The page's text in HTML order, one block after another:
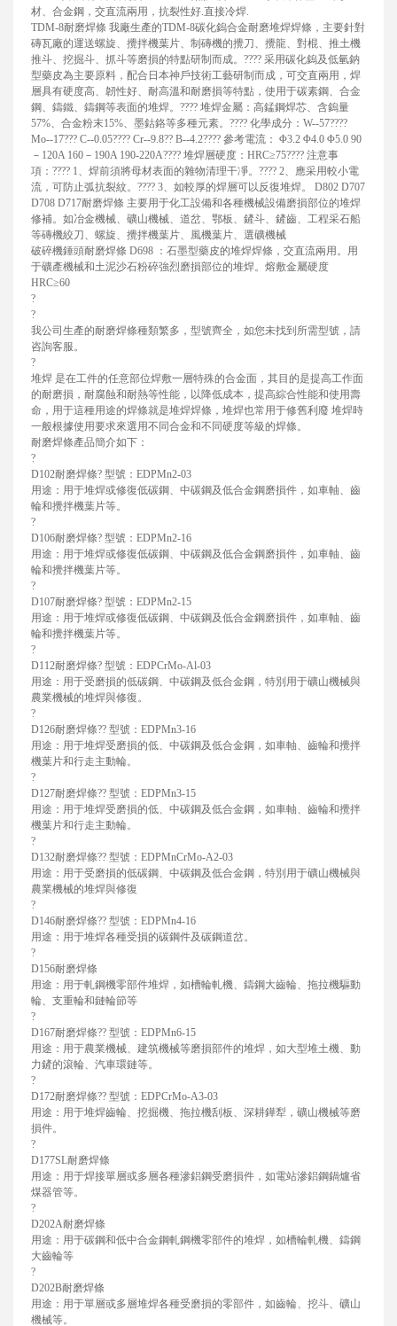
材、合金鋼，交直流兩用，抗裂性好.直接冷焊.
TDM-8耐磨焊條 我廠生產的TDM-8碳化鎢合金耐磨堆焊焊條，主要針對
磚瓦廠的運送螺旋、攪拌機葉片、制磚機的攪刀、攪龍、對棍、推土機
推斗、挖掘斗、抓斗等磨損的特點研制而成。???? 采用碳化鎢及低氫鈉
型藥皮為主要原料，配合日本神戶技術工藝研制而成，可交直兩用，焊
層具有硬度高、韌性好、耐高溫和耐磨損等特點，使用于碳素鋼、合金
鋼、鑄鐵、鑄鋼等表面的堆焊。???? 堆焊金屬：高錳鋼焊芯、含鎢量
57%、合金粉末15%、墨鈷鉻等多種元素。???? 化學成分：W--57????
Mo--17??? C--0.05???? Cr--9.8?? B--4.2???? 參考電流： Φ3.2 Φ4.0 Φ5.0 90
－120A 160－190A 190-220A???? 堆焊層硬度：HRC≥75???? 注意事
項：???? 1、焊前須將母材表面的雜物清理干凈。???? 2、應采用較小電
流，可防止弧抗裂紋。???? 3、如較厚的焊層可以反復堆焊。 D802 D707
D708 D717耐磨焊條 主要用于化工設備和各種機械設備磨損部位的堆焊
修補。如冶金機械、礦山機械、道岔、鄂板、鏟斗、鏟齒、工程采石船
等磚機絞刀、螺旋、攪拌機葉片、風機葉片、選礦機械
破碎機錘頭耐磨焊條 D698 ：石墨型藥皮的堆焊焊條，交直流兩用。用
于礦產機械和土泥沙石粉碎強烈磨損部位的堆焊。熔敷金屬硬度
HRC≥60
?
?
我公司生產的耐磨焊條種類繁多，型號齊全，如您未找到所需型號，請
咨詢客服。
?
堆焊 是在工件的任意部位焊敷一層特殊的合金面，其目的是提高工作面
的耐磨損，耐腐蝕和耐熱等性能，以降低成本，提高綜合性能和使用壽
命，用于這種用途的焊條就是堆焊焊條，堆焊也常用于修舊利廢 堆焊時
一般根據使用要求來選用不同合金和不同硬度等級的焊條。
耐磨焊條產品簡介如下：
?
D102耐磨焊條? 型號：EDPMn2-03
用途：用于堆焊或修復低碳鋼、中碳鋼及低合金鋼磨損件，如車軸、齒
輪和攪拌機葉片等。
?
D106耐磨焊條? 型號：EDPMn2-16
用途：用于堆焊或修復低碳鋼、中碳鋼及低合金鋼磨損件，如車軸、齒
輪和攪拌機葉片等。
?
D107耐磨焊條? 型號：EDPMn2-15
用途：用于堆焊或修復低碳鋼、中碳鋼及低合金鋼磨損件，如車軸、齒
輪和攪拌機葉片等。
?
D112耐磨焊條? 型號：EDPCrMo-Al-03
用途：用于受磨損的低碳鋼、中碳鋼及低合金鋼，特別用于礦山機械與
農業機械的堆焊與修復。
?
D126耐磨焊條?? 型號：EDPMn3-16
用途：用于堆焊受磨損的低、中碳鋼及低合金鋼，如車軸、齒輪和攪拌
機葉片和行走主動輪。
?
D127耐磨焊條?? 型號：EDPMn3-15
用途：用于堆焊受磨損的低、中碳鋼及低合金鋼，如車軸、齒輪和攪拌
機葉片和行走主動輪。
?
D132耐磨焊條?? 型號：EDPMnCrMo-A2-03
用途：用于受磨損的低碳鋼、中碳鋼及低合金鋼，特別用于礦山機械與
農業機械的堆焊與修復
?
D146耐磨焊條?? 型號：EDPMn4-16
用途：用于堆焊各種受損的碳鋼件及碳鋼道岔。
?
D156耐磨焊條
用途：用于軋鋼機零部件堆焊，如槽輪軋機、鑄鋼大齒輪、拖拉機驅動
輪、支重輪和鏈輪節等
?
D167耐磨焊條?? 型號：EDPMn6-15
用途：用于農業機械、建筑機械等磨損部件的堆焊，如大型堆土機、動
力鏟的滾輪、汽車環鏈等。
?
D172耐磨焊條?? 型號：EDPCrMo-A3-03
用途：用于堆焊齒輪、挖掘機、拖拉機刮板、深耕鏵犁，礦山機械等磨
損件。
?
D177SL耐磨焊條
用途：用于焊接單層或多層各種滲鋁鋼受磨損件，如電站滲鋁鋼鍋爐省
煤器管等。
?
D202A耐磨焊條
用途：用于碳鋼和低中合金鋼軋鋼機零部件的堆焊，如槽輪軋機、鑄鋼
大齒輪等
?
D202B耐磨焊條
用途：用于單層或多層堆焊各種受磨損的零部件，如齒輪、挖斗、礦山
機械等。